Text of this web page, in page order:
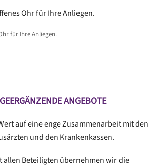
für Ihre Anliegen.
ANGEBOTE
auf eine enge Zusammenarbeit mit den
und den Krankenkassen.
allen Beteiligten übernehmen wir die